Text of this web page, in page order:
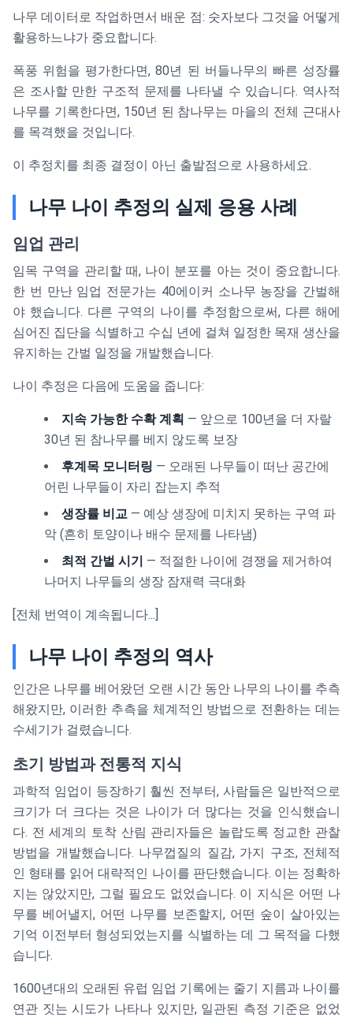
나무 데이터로 작업하면서 배운 점: 숫자보다 그것을 어떻게
활용하느냐가 중요합니다.
폭풍 위험을 평가한다면, 80년 된 버들나무의 빠른 성장률
은 조사할 만한 구조적 문제를 나타낼 수 있습니다. 역사적
나무를 기록한다면, 150년 된 참나무는 마을의 전체 근대사
를 목격했을 것입니다.
이 추정치를 최종 결정이 아닌 출발점으로 사용하세요.
나무 나이 추정의 실제 응용 사례
임업 관리
임목 구역을 관리할 때, 나이 분포를 아는 것이 중요합니다.
한 번 만난 임업 전문가는 40에이커 소나무 농장을 간벌해
야 했습니다. 다른 구역의 나이를 추정함으로써, 다른 해에
심어진 집단을 식별하고 수십 년에 걸쳐 일정한 목재 생산을
유지하는 간벌 일정을 개발했습니다.
나이 추정은 다음에 도움을 줍니다:
지속 가능한 수확 계획 — 앞으로 100년을 더 자랄
30년 된 참나무를 베지 않도록 보장
후계목 모니터링 — 오래된 나무들이 떠난 공간에
어린 나무들이 자리 잡는지 추적
생장률 비교 — 예상 생장에 미치지 못하는 구역 파
악 (흔히 토양이나 배수 문제를 나타냄)
최적 간벌 시기 — 적절한 나이에 경쟁을 제거하여
나머지 나무들의 생장 잠재력 극대화
[전체 번역이 계속됩니다...]
나무 나이 추정의 역사
인간은 나무를 베어왔던 오랜 시간 동안 나무의 나이를 추측
해왔지만, 이러한 추측을 체계적인 방법으로 전환하는 데는
수세기가 걸렸습니다.
초기 방법과 전통적 지식
과학적 임업이 등장하기 훨씬 전부터, 사람들은 일반적으로
크기가 더 크다는 것은 나이가 더 많다는 것을 인식했습니
다. 전 세계의 토착 산림 관리자들은 놀랍도록 정교한 관찰
방법을 개발했습니다. 나무껍질의 질감, 가지 구조, 전체적
인 형태를 읽어 대략적인 나이를 판단했습니다. 이는 정확하
지는 않았지만, 그럴 필요도 없었습니다. 이 지식은 어떤 나
무를 베어낼지, 어떤 나무를 보존할지, 어떤 숲이 살아있는
기억 이전부터 형성되었는지를 식별하는 데 그 목적을 다했
습니다.
1600년대의 오래된 유럽 임업 기록에는 줄기 지름과 나이를
연관 짓는 시도가 나타나 있지만, 일관된 측정 기준은 없었